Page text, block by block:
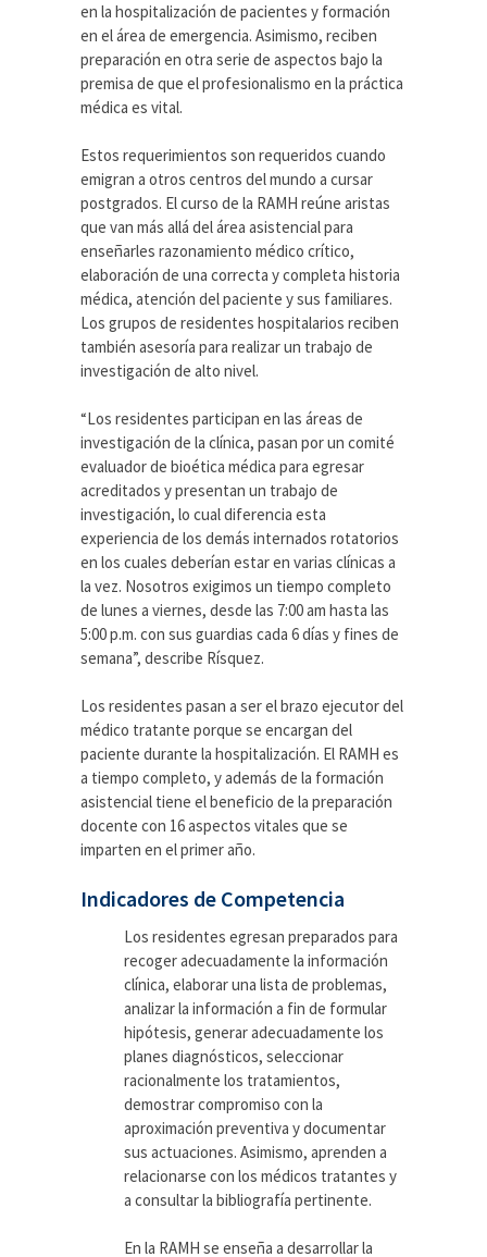
en la hospitalización de pacientes y formación
en el área de emergencia. Asimismo, reciben
preparación en otra serie de aspectos bajo la
premisa de que el profesionalismo en la práctica
médica es vital.
Estos requerimientos son requeridos cuando
emigran a otros centros del mundo a cursar
postgrados. El curso de la RAMH reúne aristas
que van más allá del área asistencial para
enseñarles razonamiento médico crítico,
elaboración de una correcta y completa historia
médica, atención del paciente y sus familiares.
Los grupos de residentes hospitalarios reciben
también asesoría para realizar un trabajo de
investigación de alto nivel.
“Los residentes participan en las áreas de
investigación de la clínica, pasan por un comité
evaluador de bioética médica para egresar
acreditados y presentan un trabajo de
investigación, lo cual diferencia esta
experiencia de los demás internados rotatorios
en los cuales deberían estar en varias clínicas a
la vez. Nosotros exigimos un tiempo completo
de lunes a viernes, desde las 7:00 am hasta las
5:00 p.m. con sus guardias cada 6 días y fines de
semana”, describe Rísquez.
Los residentes pasan a ser el brazo ejecutor del
médico tratante porque se encargan del
paciente durante la hospitalización. El RAMH es
a tiempo completo, y además de la formación
asistencial tiene el beneficio de la preparación
docente con 16 aspectos vitales que se
imparten en el primer año.
Indicadores de Competencia
Los residentes egresan preparados para
recoger adecuadamente la información
clínica, elaborar una lista de problemas,
analizar la información a fin de formular
hipótesis, generar adecuadamente los
planes diagnósticos, seleccionar
racionalmente los tratamientos,
demostrar compromiso con la
aproximación preventiva y documentar
sus actuaciones. Asimismo, aprenden a
relacionarse con los médicos tratantes y
a consultar la bibliografía pertinente.
En la RAMH se enseña a desarrollar la